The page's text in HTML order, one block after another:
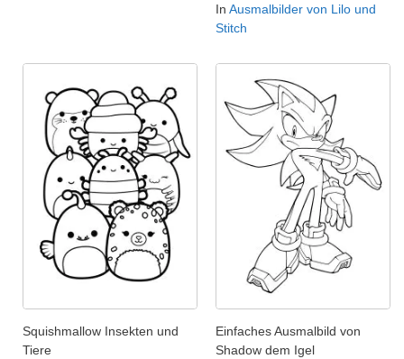
In Ausmalbilder von Lilo und
Stitch
Squishmallow Insekten und
Tiere
Einfaches Ausmalbild von
Shadow dem Igel